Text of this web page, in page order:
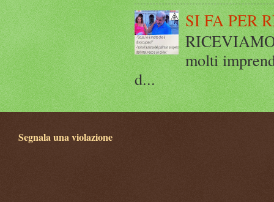
SI FA PER
molti
d...
Segnala una violazione